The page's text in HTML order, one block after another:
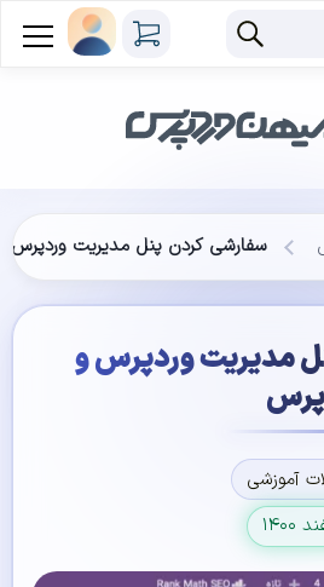
سفارشی کردن پنل مدیریت وردپرس
مدیریت وردپرس و
آموزشی